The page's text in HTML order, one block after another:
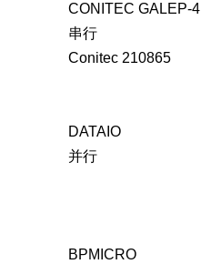
CONITEC GALEP-4
串行
Conitec 210865
DATAIO
并行
BPMICRO